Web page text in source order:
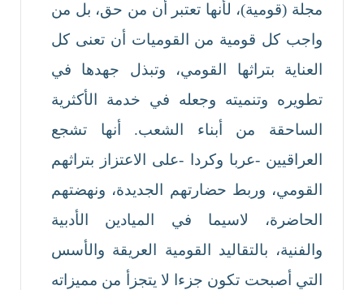
مجلة (قومية)، لأنها تعتبر أن من حق، بل من
واجب كل قومية من القوميات أن تعنى كل
العناية بتراثها القومي، وتبذل جهدها في
تطويره وتنميته وجعله في خدمة الأكثرية
الساحقة من أبناء الشعب. أنها تشجع
العراقيين -عربا وكردا -على الاعتزاز بتراثهم
القومي، وربط حضارتهم الجديدة، ونهضتهم
الحاضرة، لاسيما في الميادين الأدبية
والفنية، بالتقاليد القومية العريقة والأسس
التي أصبحت تكون جزءا لا يتجزأ من مميزاته